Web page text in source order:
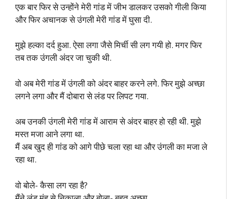
एक बार फिर से उन्होंने मेरी गांड में जीभ डालकर उसको गीली किया
और फिर अचानक से उंगली मेरी गांड में घुसा दी.
मुझे हल्का दर्द हुआ. ऐसा लगा जैसे मिर्ची सी लग गयी हो. मगर फिर
तब तक उंगली अंदर जा चुकी थी.
वो अब मेरी गांड में उंगली को अंदर बाहर करने लगे. फिर मुझे अच्छा
लगने लगा और मैं दोबारा से लंड पर लिपट गया.
अब उनकी उंगली मेरी गांड में आराम से अंदर बाहर हो रही थी. मुझे
मस्त मजा आने लगा था.
मैं अब खुद ही गांड को आगे पीछे चला रहा था और उंगली का मजा ले
रहा था.
वो बोले- कैसा लग रहा है?